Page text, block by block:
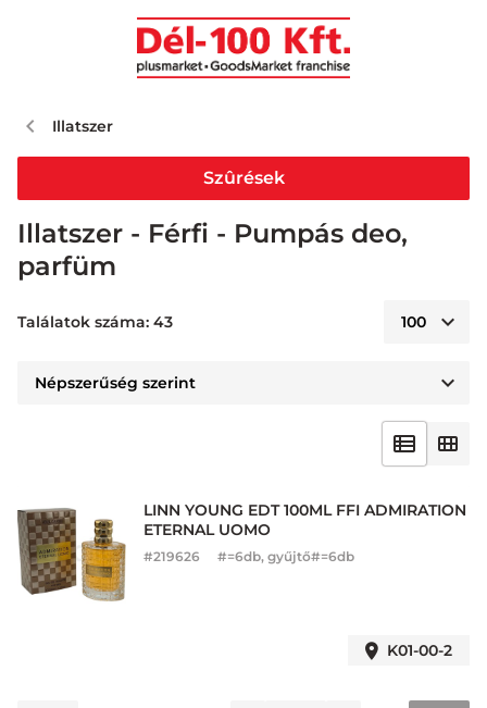
Illatszer
Illatszer - Férfi - Pumpás deo,
parfüm
Találatok száma: 43
LINN YOUNG EDT 100ML FFI ADMIRATION
ETERNAL UOMO
#219626 #=6db, gyűjtő#=6db
K01-00-2
Szûrések